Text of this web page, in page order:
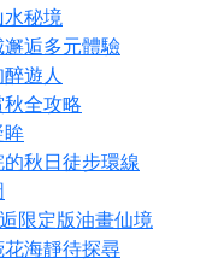
秘境
逅多元體驗
遊人
全攻略
眸
秋日徒步環線
限定版油畫仙境
海靜待探尋